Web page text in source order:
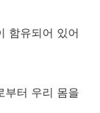
함유되어 있어
부터 우리 몸을